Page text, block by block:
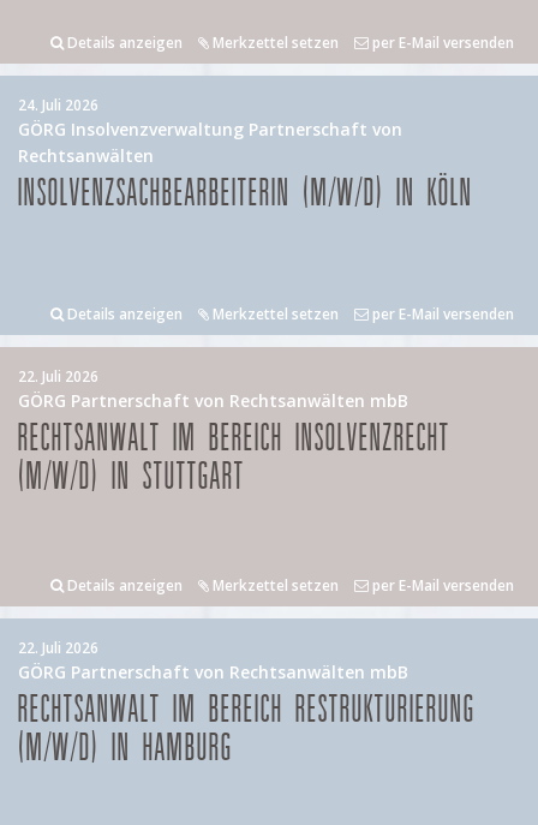
Details anzeigen Merkzettel setzen per E-Mail versenden
24. Juli 2026
GÖRG Insolvenzverwaltung Partnerschaft von
Rechtsanwälten
INSOLVENZSACHBEARBEITERIN (M/W/D) IN KÖLN
Details anzeigen Merkzettel setzen per E-Mail versenden
22. Juli 2026
GÖRG Partnerschaft von Rechtsanwälten mbB
RECHTSANWALT IM BEREICH INSOLVENZRECHT
(M/W/D) IN STUTTGART
Details anzeigen Merkzettel setzen per E-Mail versenden
22. Juli 2026
GÖRG Partnerschaft von Rechtsanwälten mbB
RECHTSANWALT IM BEREICH RESTRUKTURIERUNG
(M/W/D) IN HAMBURG